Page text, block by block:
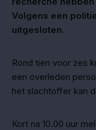
Volgens een
uitgesloten.
Rond tien voor zes
een overleden
het slachtoffer kan
Kort na 10.00 uur